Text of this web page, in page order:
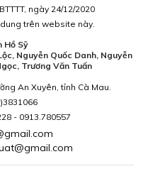
ngày 24/12/2020
trên website này.
Hồ Sỹ
Nguyễn Quốc Danh, Nguyễn
Trương Văn Tuấn
An Xuyên, tỉnh Cà Mau.
- 0913.780557